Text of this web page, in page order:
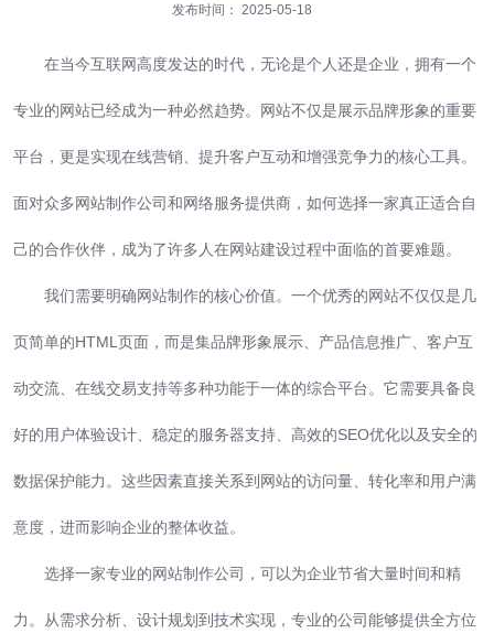
发布时间： 2025-05-18
在当今互联网高度发达的时代，无论是个人还是企业，拥有一个
专业的网站已经成为一种必然趋势。网站不仅是展示品牌形象的重要
平台，更是实现在线营销、提升客户互动和增强竞争力的核心工具。
面对众多网站制作公司和网络服务提供商，如何选择一家真正适合自
己的合作伙伴，成为了许多人在网站建设过程中面临的首要难题。
我们需要明确网站制作的核心价值。一个优秀的网站不仅仅是几
页简单的HTML页面，而是集品牌形象展示、产品信息推广、客户互
动交流、在线交易支持等多种功能于一体的综合平台。它需要具备良
好的用户体验设计、稳定的服务器支持、高效的SEO优化以及安全的
数据保护能力。这些因素直接关系到网站的访问量、转化率和用户满
意度，进而影响企业的整体收益。
选择一家专业的网站制作公司，可以为企业节省大量时间和精
力。从需求分析、设计规划到技术实现，专业的公司能够提供全方位